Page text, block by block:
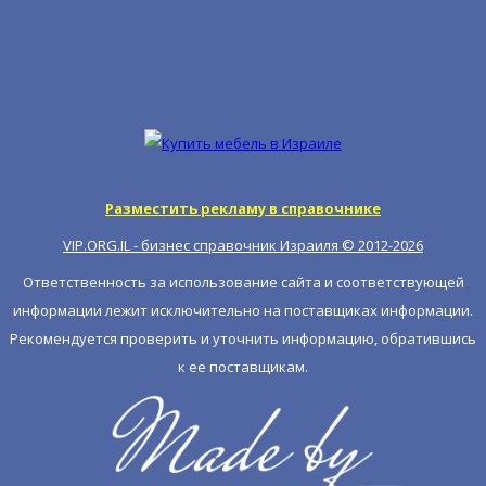
Разместить рекламу в справочнике
VIP.ORG.IL - бизнес справочник Израиля © 2012-2026
Ответственность за использование сайта и соответствующей
информации лежит исключительно на поставщиках информации.
Рекомендуется проверить и уточнить информацию, обратившись
к ее поставщикам.